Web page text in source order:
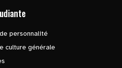
personnalité
culture générale